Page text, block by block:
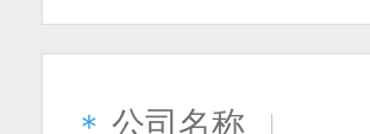
＊ 公司名称